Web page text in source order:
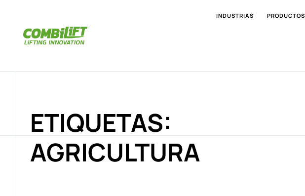
INDUSTRIAS PRODUCTOS
ETIQUETAS:
AGRICULTURA